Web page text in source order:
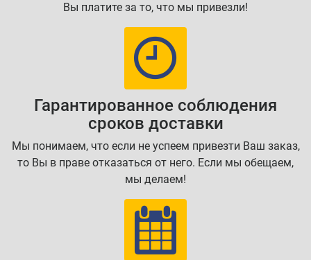
Вы платите за то, что мы привезли!
Гарантированное соблюдения
сроков доставки
Мы понимаем, что если не успеем привезти Ваш заказ,
то Вы в праве отказаться от него. Если мы обещаем,
мы делаем!